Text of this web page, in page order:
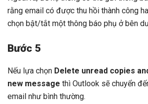
rằng email có được thu hồi thành công
chọn bật/tắt một thông báo phụ ở bên
Bước 5
Nếu lựa chọn Delete unread copies
new message thì Outlook sẽ chuyển
email như bình thường.